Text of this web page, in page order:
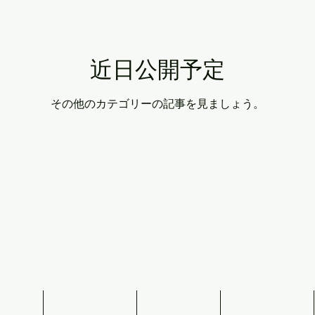
近日公開予定
その他のカテゴリーの記事を見ましょう。